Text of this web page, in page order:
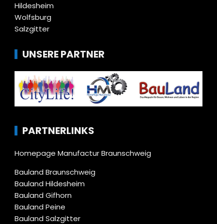
Hildesheim
Wolfsburg
Salzgitter
UNSERE PARTNER
PARTNERLINKS
Homepage Manufactur Braunschweig
Bauland Braunschweig
Bauland Hildesheim
Bauland Gifhorn
Bauland Peine
Bauland Salzgitter